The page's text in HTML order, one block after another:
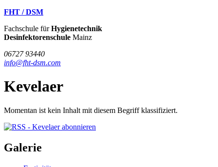
FHT / DSM
Fachschule fürHygienetechnik
Desinfektorenschule Mainz
06727 93440
info@fht-dsm.com
Kevelaer
Momentan ist kein Inhalt mit diesem Begriff klassifiziert.
Galerie